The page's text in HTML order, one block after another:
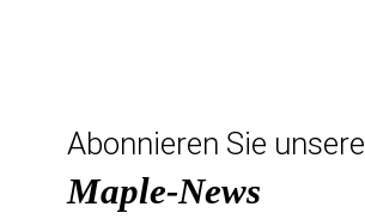
Abonnieren Sie unsere
Maple-News